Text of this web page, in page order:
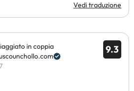
Vedi traduzione
9.3
in coppia